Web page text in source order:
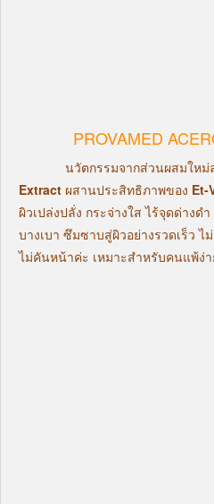
PROVAMED
นวัตกรรมจากส่วนผสมใหม่
Extract ผสานประสิทธิภาพของ Et-
ผิวเปล่งปลั่ง กระจ่างใส ไร้จุดด่างด
บางเบา ซึมซาบสู่ผิวอย่างรวดเร็ว
ไม่คันหน้าค่ะ เหมาะสำหรับคนแพ้ง่า